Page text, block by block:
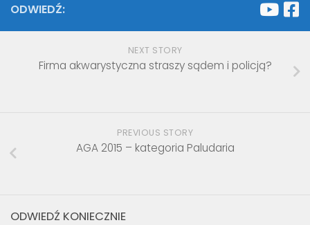
ODWIEDŹ:
NEXT STORY
Firma akwarystyczna straszy sądem i policją?
PREVIOUS STORY
AGA 2015 – kategoria Paludaria
ODWIEDŹ KONIECZNIE